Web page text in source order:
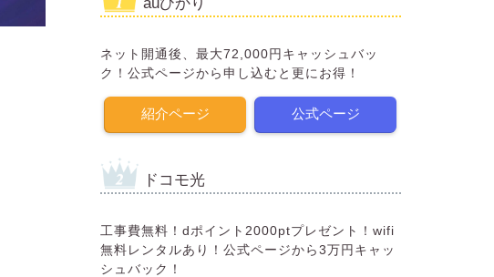
ネット開通後、最大72,000円キャッシュバッ
ク！公式ページから申し込むと更にお得！
紹介ページ 公式ページ
ドコモ光
工事費無料！dポイント2000ptプレゼント！wifi
無料レンタルあり！公式ページから3万円キャッ
シュバック！